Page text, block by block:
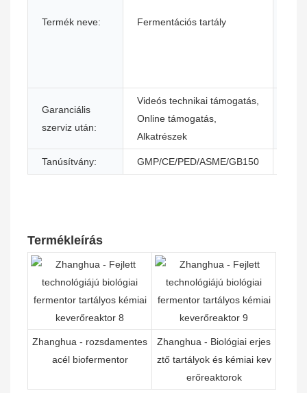
Termék neve: Fermentációs tartály
Garanciális
szerviz után:
Videós technikai támogatás,
Online támogatás,
Alkatrészek
Tanúsítvány: GMP/CE/PED/ASME/GB150
Termékleírás
Zhanghua - rozsdamentes
acél biofermentor
Zhanghua - Biológiai erjes
ztő tartályok és kémiai kev
erőreaktorok